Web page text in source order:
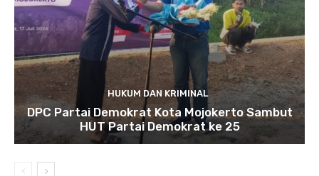
HUKUM DAN KRIMINAL
DPC Partai Demokrat Kota Mojokerto Sambut
HUT Partai Demokrat ke 25